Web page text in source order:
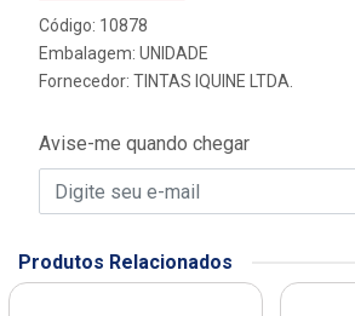
Código: 10878
Embalagem: UNIDADE
Fornecedor: TINTAS IQUINE LTDA.
Avise-me quando chegar
Produtos Relacionados